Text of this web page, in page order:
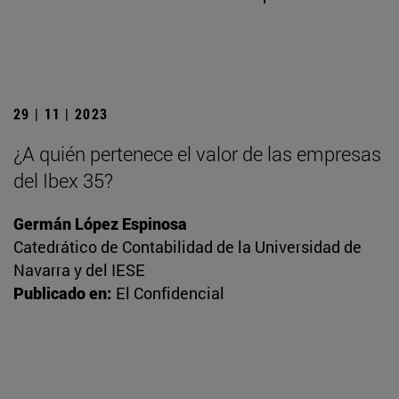
29 | 11 | 2023
¿A quién pertenece el valor de las empresas
del Ibex 35?
Germán López Espinosa
Catedrático de Contabilidad de la Universidad de
Navarra y del IESE
Publicado en: El Confidencial